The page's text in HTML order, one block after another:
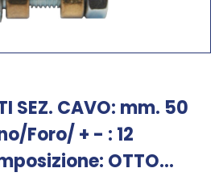
SEZ. CAVO: mm. 50
Foro/ + - : 12
OTTO...